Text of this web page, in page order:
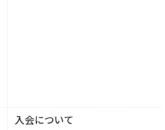
入会について